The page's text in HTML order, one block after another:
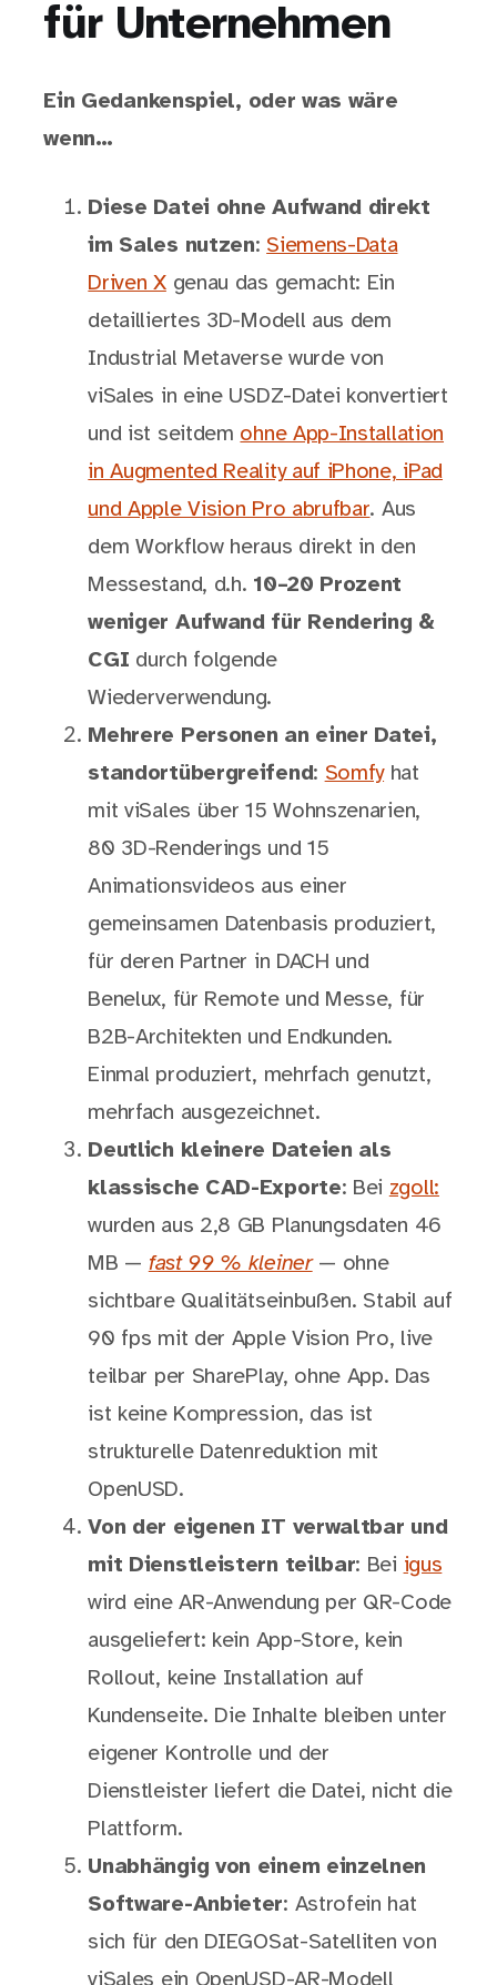
für Unternehmen
Ein Gedankenspiel, oder was wäre
wenn…
Diese Datei ohne Aufwand direkt
im Sales nutzen: Siemens-Data
Driven Xgenau das gemacht: Ein
detailliertes 3D-Modell aus dem
Industrial Metaverse wurde von
viSales in eine USDZ-Datei konvertiert
und ist seitdem ohne App-Installation
in Augmented Reality auf iPhone, iPad
und Apple Vision Pro abrufbar. Aus
dem Workflow heraus direkt in den
Messestand, d.h. 10–20 Prozent
weniger Aufwand für Rendering &
CGI durch folgende
Wiederverwendung.
Mehrere Personen an einer Datei,
standortübergreifend: Somfyhat
mit viSales über 15 Wohnszenarien,
80 3D-Renderings und 15
Animationsvideos aus einer
gemeinsamen Datenbasis produziert,
für deren Partner in DACH und
Benelux, für Remote und Messe, für
B2B-Architekten und Endkunden.
Einmal produziert, mehrfach genutzt,
mehrfach ausgezeichnet.
Deutlich kleinere Dateien als
klassische CAD-Exporte: Bei zgoll:
wurden aus 2,8 GB Planungsdaten 46
MB — fast 99 % kleiner— ohne
sichtbare Qualitätseinbußen. Stabil auf
90 fps mit der Apple Vision Pro, live
teilbar per SharePlay, ohne App. Das
ist keine Kompression, das ist
strukturelle Datenreduktion mit
OpenUSD.
Von der eigenen IT verwaltbar und
mit Dienstleistern teilbar: Bei igus
wird eine AR-Anwendung per QR-Code
ausgeliefert: kein App-Store, kein
Rollout, keine Installation auf
Kundenseite. Die Inhalte bleiben unter
eigener Kontrolle und der
Dienstleister liefert die Datei, nicht die
Plattform.
Unabhängig von einem einzelnen
Software-Anbieter: Astrofein hat
sich für den DIEGOSat-Satelliten von
viSales ein OpenUSD-AR-Modell